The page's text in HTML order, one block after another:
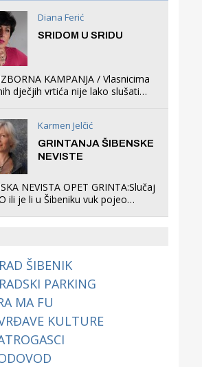
Diana Ferić
SRIDOM U SRIDU
KAMPANJA / Vlasnicima
dječjih vrtića nije lako slušati
rade u Šibeniku ne postoji
Karmen Jelčić
GRINTANJA ŠIBENSKE
NEVISTE
NEVISTA OPET GRINTA:Slučaj
ili je li u Šibeniku vuk pojeo
ŠIBENIK
PARKING
MA FU
KULTURE